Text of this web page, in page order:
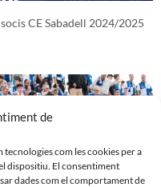
de
com les cookies per a
dispositiu. El consentiment
dades com el comportament de
CE Sabadell 2024/2025